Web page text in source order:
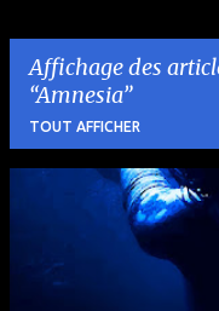
Affichage des
Amnesia
TOUT AFFICHER